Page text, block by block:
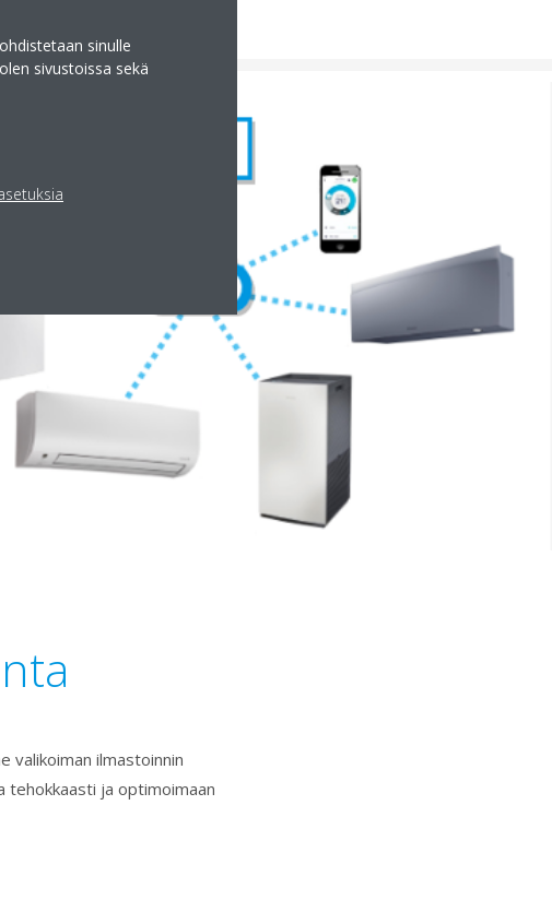
valikoiman ilmastoinnin
tehokkaasti ja optimoimaan
sinulle
sivustoissa sekä